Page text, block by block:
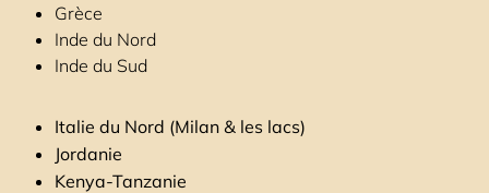
Grèce
Inde du Nord
Inde du Sud
Italie du Nord (Milan & les lacs)
Jordanie
Kenya-Tanzanie